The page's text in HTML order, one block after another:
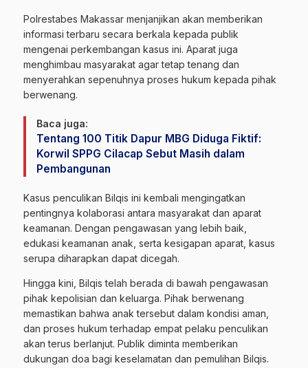
Polrestabes Makassar menjanjikan akan memberikan
informasi terbaru secara berkala kepada publik
mengenai perkembangan kasus ini. Aparat juga
menghimbau masyarakat agar tetap tenang dan
menyerahkan sepenuhnya proses hukum kepada pihak
berwenang.
Baca juga:
Tentang 100 Titik Dapur MBG Diduga Fiktif:
Korwil SPPG Cilacap Sebut Masih dalam
Pembangunan
Kasus penculikan Bilqis ini kembali mengingatkan
pentingnya kolaborasi antara masyarakat dan aparat
keamanan. Dengan pengawasan yang lebih baik,
edukasi keamanan anak, serta kesigapan aparat, kasus
serupa diharapkan dapat dicegah.
Hingga kini, Bilqis telah berada di bawah pengawasan
pihak kepolisian dan keluarga. Pihak berwenang
memastikan bahwa anak tersebut dalam kondisi aman,
dan proses hukum terhadap empat pelaku penculikan
akan terus berlanjut. Publik diminta memberikan
dukungan doa bagi keselamatan dan pemulihan Bilqis.